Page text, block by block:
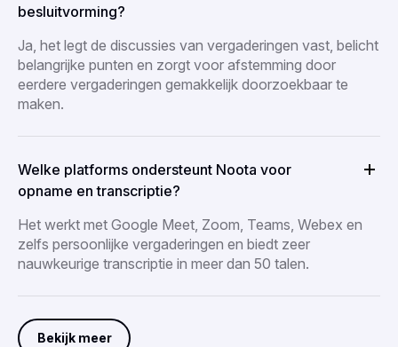
besluitvorming?
Ja, het legt de discussies van vergaderingen vast, belicht
belangrijke punten en zorgt voor afstemming door
eerdere vergaderingen gemakkelijk doorzoekbaar te
maken.
Welke platforms ondersteunt Noota voor
opname en transcriptie?
Het werkt met Google Meet, Zoom, Teams, Webex en
zelfs persoonlijke vergaderingen en biedt zeer
nauwkeurige transcriptie in meer dan 50 talen.
Bekijk meer